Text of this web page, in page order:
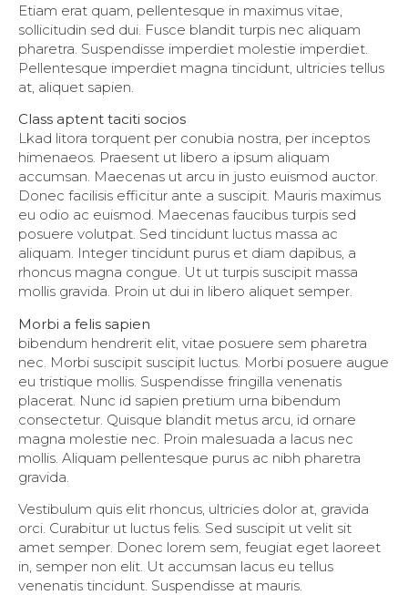
Etiam erat quam, pellentesque in maximus vitae,
sollicitudin sed dui. Fusce blandit turpis nec aliquam
pharetra. Suspendisse imperdiet molestie imperdiet.
Pellentesque imperdiet magna tincidunt, ultricies tellus
at, aliquet sapien.
Class aptent taciti socios
Lkad litora torquent per conubia nostra, per inceptos
himenaeos. Praesent ut libero a ipsum aliquam
accumsan. Maecenas ut arcu in justo euismod auctor.
Donec facilisis efficitur ante a suscipit. Mauris maximus
eu odio ac euismod. Maecenas faucibus turpis sed
posuere volutpat. Sed tincidunt luctus massa ac
aliquam. Integer tincidunt purus et diam dapibus, a
rhoncus magna congue. Ut ut turpis suscipit massa
mollis gravida. Proin ut dui in libero aliquet semper.
Morbi a felis sapien
bibendum hendrerit elit, vitae posuere sem pharetra
nec. Morbi suscipit suscipit luctus. Morbi posuere augue
eu tristique mollis. Suspendisse fringilla venenatis
placerat. Nunc id sapien pretium urna bibendum
consectetur. Quisque blandit metus arcu, id ornare
magna molestie nec. Proin malesuada a lacus nec
mollis. Aliquam pellentesque purus ac nibh pharetra
gravida.
Vestibulum quis elit rhoncus, ultricies dolor at, gravida
orci. Curabitur ut luctus felis. Sed suscipit ut velit sit
amet semper. Donec lorem sem, feugiat eget laoreet
in, semper non elit. Ut accumsan lacus eu tellus
venenatis tincidunt. Suspendisse at mauris.